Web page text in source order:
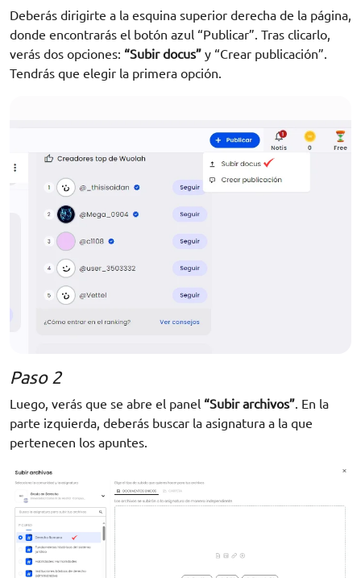
Deberás dirigirte a la esquina superior derecha de la página,
donde encontrarás el botón azul “Publicar”. Tras clicarlo,
verás dos opciones: “Subir docus” y “Crear publicación”.
Tendrás que elegir la primera opción.
Paso 2
Luego, verás que se abre el panel “Subir archivos”. En la
parte izquierda, deberás buscar la asignatura a la que
pertenecen los apuntes.